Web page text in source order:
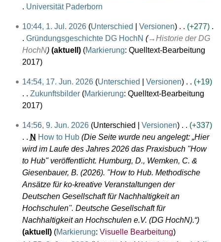
n
e
B
e
a
b
i
u
n
g
s
z
u
s
a
Universität Paderborn
e
i
n
e
B
a
b
e
i
t
u
n
g
s
z
u
10:44, 1. Jul. 2026 Unterschied Versionen
+277
Gründungsgeschichte DG HochN
→Historie der DG
HochN
aktuell Markierung: Quelltext-Bearbeitung
2017
14:54, 17. Jun. 2026 Unterschied Versionen
+19
Zukunftsbilder
K
i
n
e
B
e
a
r
b
e
i
Markierung: Quelltext-Bearbeitung
2017
14:56, 9. Jun. 2026 Unterschied Versionen
+337
N How to Hub Die Seite wurde neu angelegt: „Hier
wird im Laufe des Jahres 2026 das Praxisbuch "How
to Hub" veröffentlicht. Humburg, D., Wemken, C. &
Giesenbauer, B. (2026). ''How to Hub. Methodische
Ansätze für ko-kreative Veranstaltungen der
Deutschen Gesellschaft für Nachhaltigkeit an
Hochschulen''. Deutsche Gesellschaft für
Nachhaltigkeit an Hochschulen e.V. (DG HochN).“
aktuell
Markierung: Visuelle Bearbeitung